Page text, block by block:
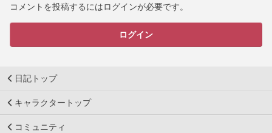
コメントを投稿するにはログインが必要です。
ログイン
日記トップ
キャラクタートップ
コミュニティ